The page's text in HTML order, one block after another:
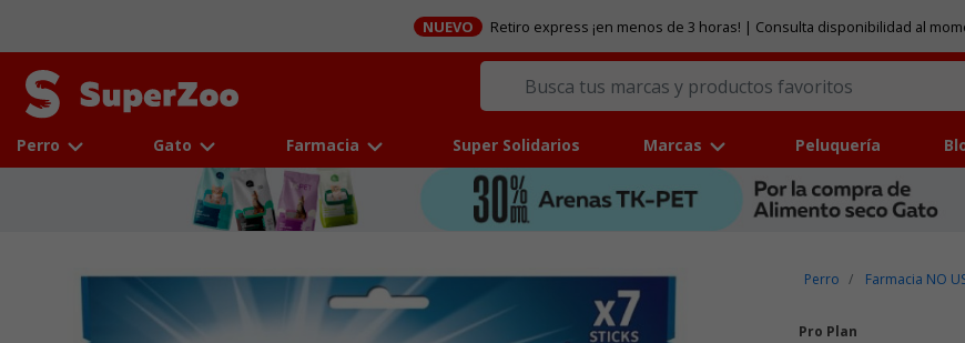
NUEVO Retiro express ¡en menos de 3 horas! | Consulta disponibilidad al
Perro Gato Farmacia Super Solidarios Marcas Peluquería
Perro Farmacia NO
Pro Plan